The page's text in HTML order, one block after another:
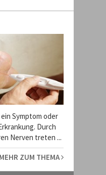
Symptom oder
Durch
Nerven treten ...
MEHR ZUM THEMA